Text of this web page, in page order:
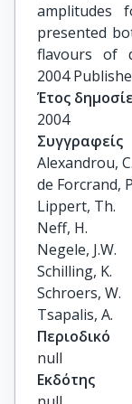
presented
flavours of
2004
Έτος
2004
Συγγραφείς
Alexandrou, C.
de Forcrand,
Lippert, Th.
Neff, H.
Negele, J.W.
Schilling, K.
Schroers, W.
Tsapalis, A.
Περιοδικό
null
Εκδότης